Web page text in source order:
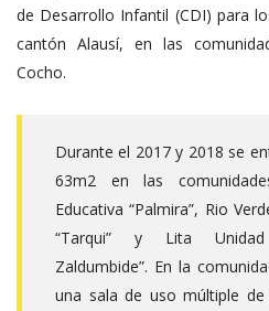
de Desarrollo Infantil (CDI) para
cantón Alausí, en las
Cocho.
Durante el 2017 y 2018 se
63m2 en las
Educativa “Palmira”, Rio
“Tarqui” y Lita Unidad
Zaldumbide”. En la
una sala de uso múltiple